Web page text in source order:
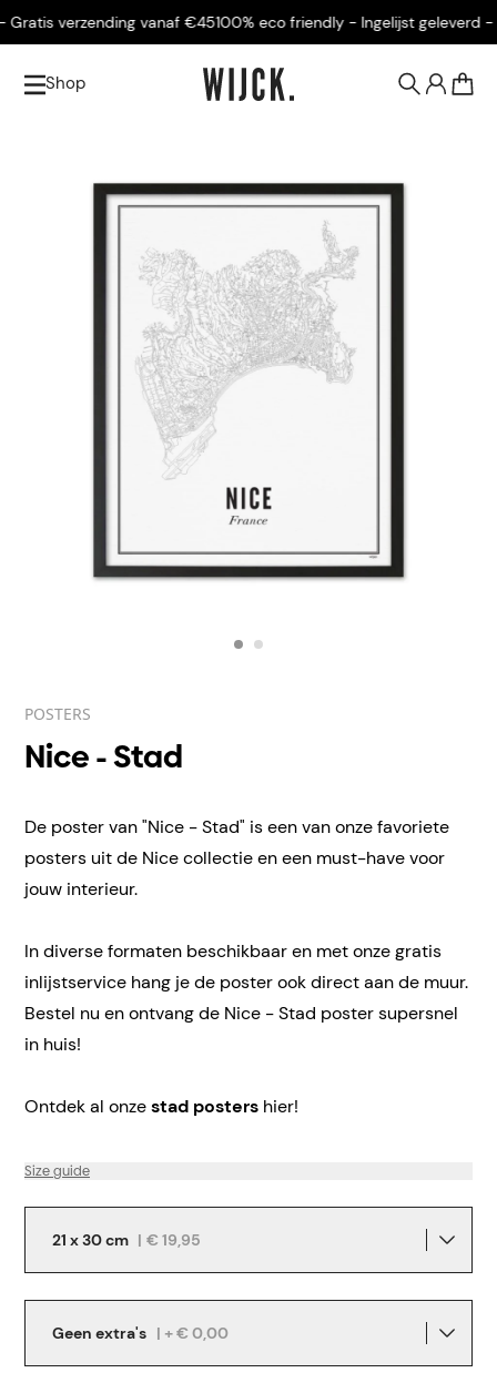
verzending vanaf €45100% eco friendly - Ingelijst geleverd -
Shop
POSTERS
Nice - Stad
De poster van "Nice - Stad" is een van onze favoriete
posters uit de Nice collectie en een must-have voor
jouw interieur.
In diverse formaten beschikbaar en met onze gratis
inlijstservice hang je de poster ook direct aan de muur.
Bestel nu en ontvang de Nice - Stad poster supersnel
in huis!
Ontdek al onzestad posters hier!
Size guide
21 x 30 cm | € 19,95
Geen extra's | + € 0,00